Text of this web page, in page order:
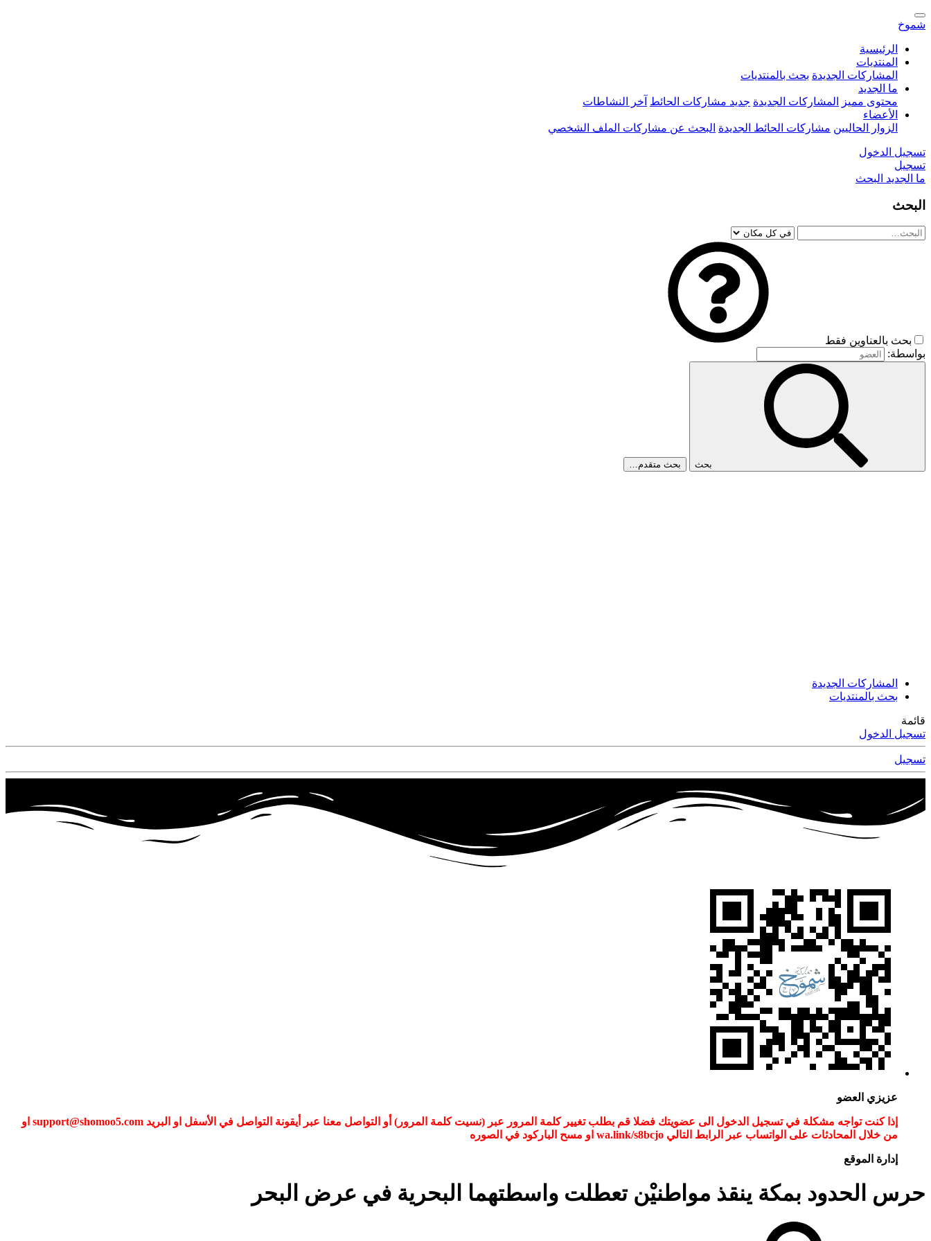
شموخ
الرئيسية
المنتديات
المشاركات الجديدة بحث بالمنتديات
ما الجديد
محتوى مميز
المشاركات الجديدة جديد مشاركات الحائط آخر النشاطات
الأعضاء
الزوار الحاليين مشاركات الحائط الجديدة البحث عن مشاركات الملف الشخصي
تسجيل الدخول
تسجيل
ما الجديد البحث
البحث
بحث بالعناوين فقط
بواسطة:
بحث بحث متقدم…
المشاركات الجديدة
بحث بالمنتديات
قائمة
تسجيل الدخول
تسجيل
عزيزي العضو
إذا كنت تواجه مشكلة في تسجيل الدخول الى عضويتك فضلا قم بطلب تغيير كلمة المرور عبر (نسيت كلمة المرور) أو التواصل معنا عبر أيقونة التواصل في الأسفل او البريد support@shomoo5.com او
من خلال المحادثات على الواتساب عبر الرابط التالي wa.link/s8bcjo او مسح الباركود في الصوره
إدارة الموقع
حرس الحدود بمكة ينقذ مواطنيْن تعطلت واسطتهما البحرية في عرض البحر